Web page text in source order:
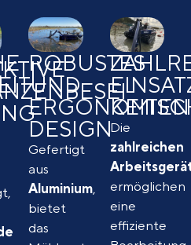
ROBUSTES
UND
DESIGN
Gefertigt
aus
Aluminium,
bietet
das
KEITEN
Die
zahlreichen
ermöglichen
eine
effiziente